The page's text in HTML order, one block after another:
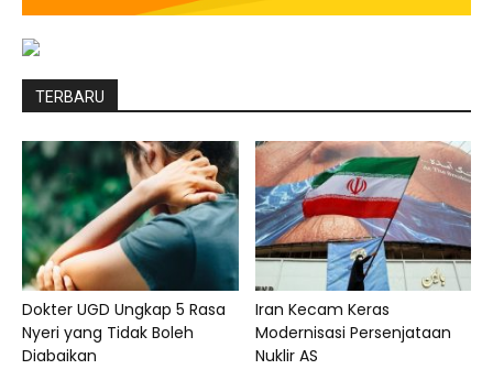
TERBARU
Dokter UGD Ungkap 5 Rasa
Nyeri yang Tidak Boleh
Diabaikan
Iran Kecam Keras
Modernisasi Persenjataan
Nuklir AS